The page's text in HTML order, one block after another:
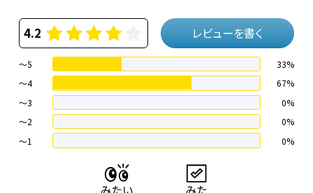
4.2 レビューを書く
～5
33%
～4
67%
〜3
0%
〜2
0%
〜1
0%